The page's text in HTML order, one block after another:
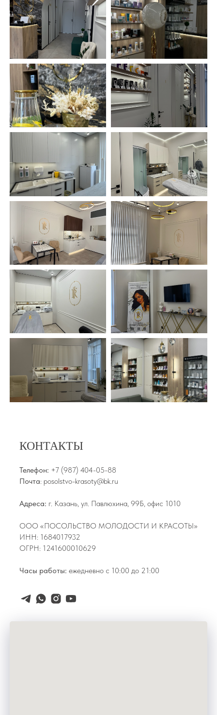
КОНТАКТЫ
Телефон: +7 (987) 404-05-88
Почта: posolstvo-krasoty@bk.ru
Адреса: г. Казань, ул. Павлюхина, 99Б, офис 1010
ООО «ПОСОЛЬСТВО МОЛОДОСТИ И КРАСОТЫ»
ИНН: 1684017932
ОГРН: 1241600010629
Часы работы: ежедневно с 10:00 до 21:00